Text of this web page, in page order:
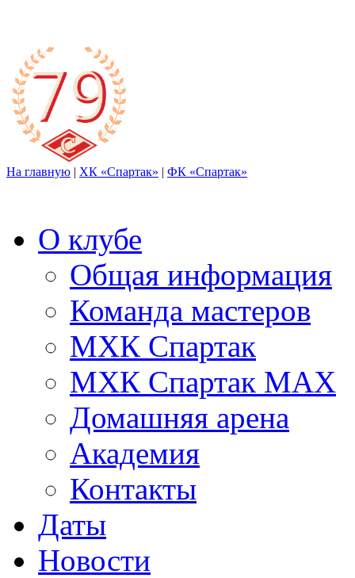
На главную | ХК «Спартак» | ФК «Спартак»
О клубе
Общая информация
Команда мастеров
МХК Спартак
МХК Спартак МАХ
Домашняя арена
Академия
Контакты
Даты
Новости